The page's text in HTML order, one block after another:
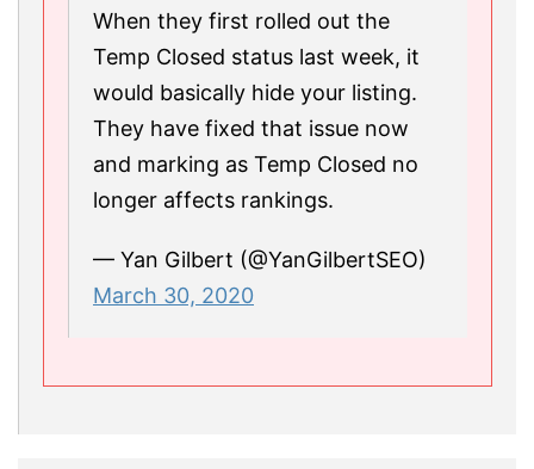
When they first rolled out the
Temp Closed status last week, it
would basically hide your listing.
They have fixed that issue now
and marking as Temp Closed no
longer affects rankings.
— Yan Gilbert (@YanGilbertSEO)
March 30, 2020